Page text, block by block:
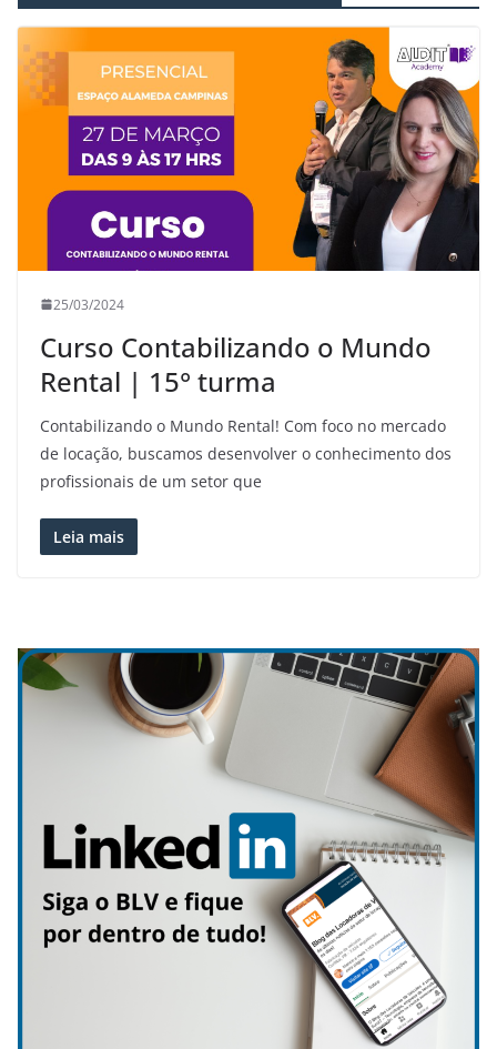
25/03/2024
Curso Contabilizando o Mundo
Rental | 15° turma
Contabilizando o Mundo Rental! Com foco no mercado
de locação, buscamos desenvolver o conhecimento dos
profissionais de um setor que
Leia mais